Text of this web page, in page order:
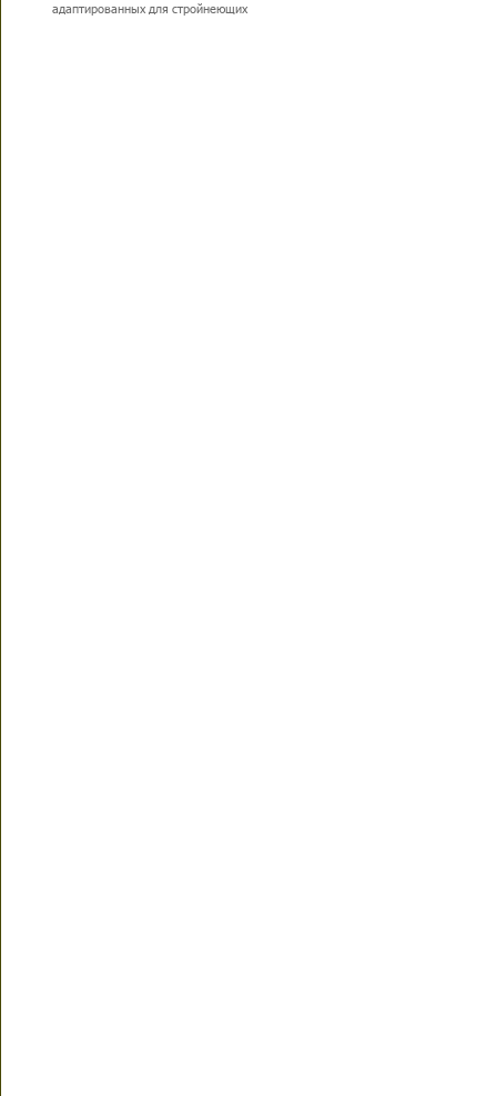
адаптированных для стройнеющих